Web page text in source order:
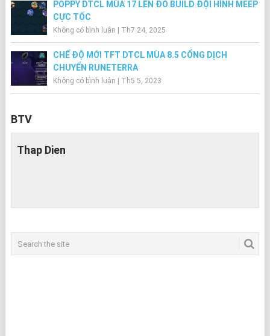
POPPY DTCL MÙA 17 LÊN ĐỒ BUILD ĐỘI HÌNH MEEP
CỰC TỐC
Không có bình luận Th7 24, 2025
CHẾ ĐỘ MỚI TFT DTCL MÙA 8.5 CỔNG DỊCH
CHUYỂN RUNETERRA
Không có bình luận Th5 5, 2023
BTV
Thap Dien